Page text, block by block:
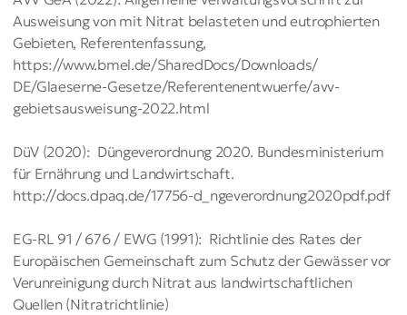
Ausweisung von mit Nitrat belas­te­ten und eutrophierten
Gebieten, Referentenfassung,
https://www.bmel.de/SharedDocs/Downloads/
DE/Glaeserne-Gesetze/Referentenentwuerfe/avv-
gebietsausweisung-2022.html
DüV (2020): Düngeverordnung 2020. Bundesministerium
für Ernährung und Landwirtschaft.
http://docs.dpaq.de/17756-d_ngeverordnung2020pdf.pdf
EG-RL 91 / 676 / EWG (1991): Richtlinie des Rates der
Europäischen Gemeinschaft zum Schutz der Gewässer vor
Verunreinigung durch Nitrat aus landwirtschaftlichen
Quellen (Nitratrichtlinie)